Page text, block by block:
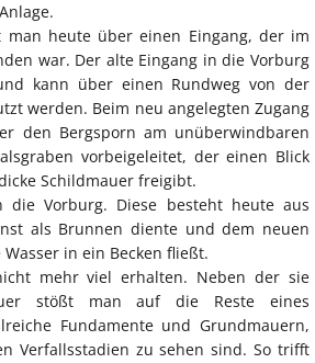
man heute über einen Eingang, der im
war. Der alte Eingang in die Vorburg
kann über einen Rundweg von der
werden. Beim neu angelegten Zugang
den Bergsporn am unüberwindbaren
vorbeigeleitet, der einen Blick
Schildmauer freigibt.
die Vorburg. Diese besteht heute aus
als Brunnen diente und dem neuen
in ein Becken fließt.
mehr viel erhalten. Neben der sie
stößt man auf die Reste eines
Fundamente und Grundmauern,
Verfallsstadien zu sehen sind. So trifft